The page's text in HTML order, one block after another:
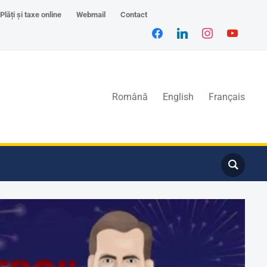
Plăți și taxe online Webmail Contact
Română English Français